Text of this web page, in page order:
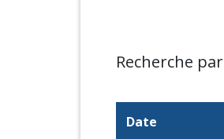
Recherche par
Date